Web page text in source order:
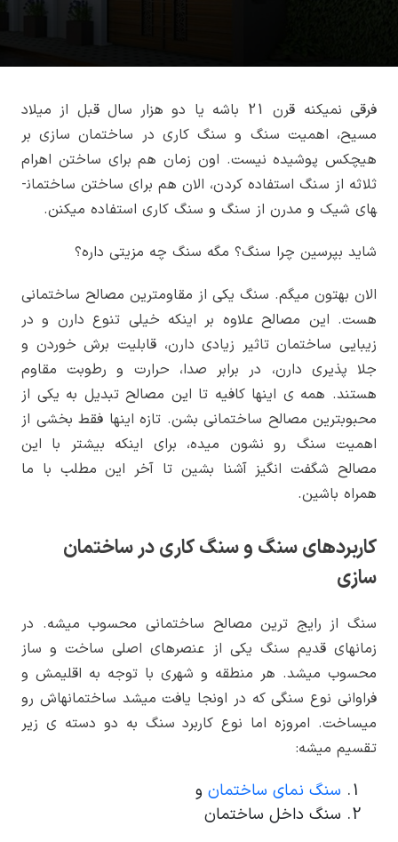
فرقی نمیکنه قرن 21 باشه یا دو هزار سال قبل از میلاد
مسیح، اهمیت سنگ و سنگ­ کاری در ساختمان سازی بر
هیچ­کس پوشیده نیست. اون زمان هم برای ساختن اهرام
ثلاثه از سنگ استفاده کردن، الان هم برای ساختن ساختمان­
های شیک و مدرن از سنگ و سنگ کاری استفاده می­کنن.
شاید بپرسین چرا سنگ؟ مگه سنگ چه مزیتی داره؟
الان بهتون میگم. سنگ یکی از مقاوم­ترین مصالح ساختمانی
هست. این مصالح علاوه بر اینکه خیلی تنوع دارن و در
زیبایی ساختمان تاثیر زیادی دارن، قابلیت برش خوردن و
جلا پذیری دارن، در برابر صدا، حرارت و رطوبت مقاوم
هستند. همه ­ی این­ها کافیه تا این مصالح تبدیل به یکی از
محبوب­ترین مصالح ساختمانی بشن. تازه این­ها فقط بخشی از
اهمیت سنگ رو نشون میده، برای اینکه بیشتر با این
مصالح شگفت­ انگیز آشنا بشین تا آخر این مطلب با ما
همراه باشین.
کاربردهای سنگ و سنگ کاری در ساختمان
سازی
سنگ از رایج­ ترین مصالح ساختمانی محسوب میشه. در
زمان­های قدیم سنگ یکی از عنصرهای اصلی ساخت و ساز
محسوب میشد. هر منطقه و شهری با توجه به اقلیمش و
فراوانی نوع سنگی که در اونجا یافت میشد ساختمان­هاش رو
می­ساخت. امروزه اما نوع کاربرد سنگ به دو دسته­ ی زیر
تقسیم میشه:
سنگ نمای ساختمان و
سنگ داخل ساختمان